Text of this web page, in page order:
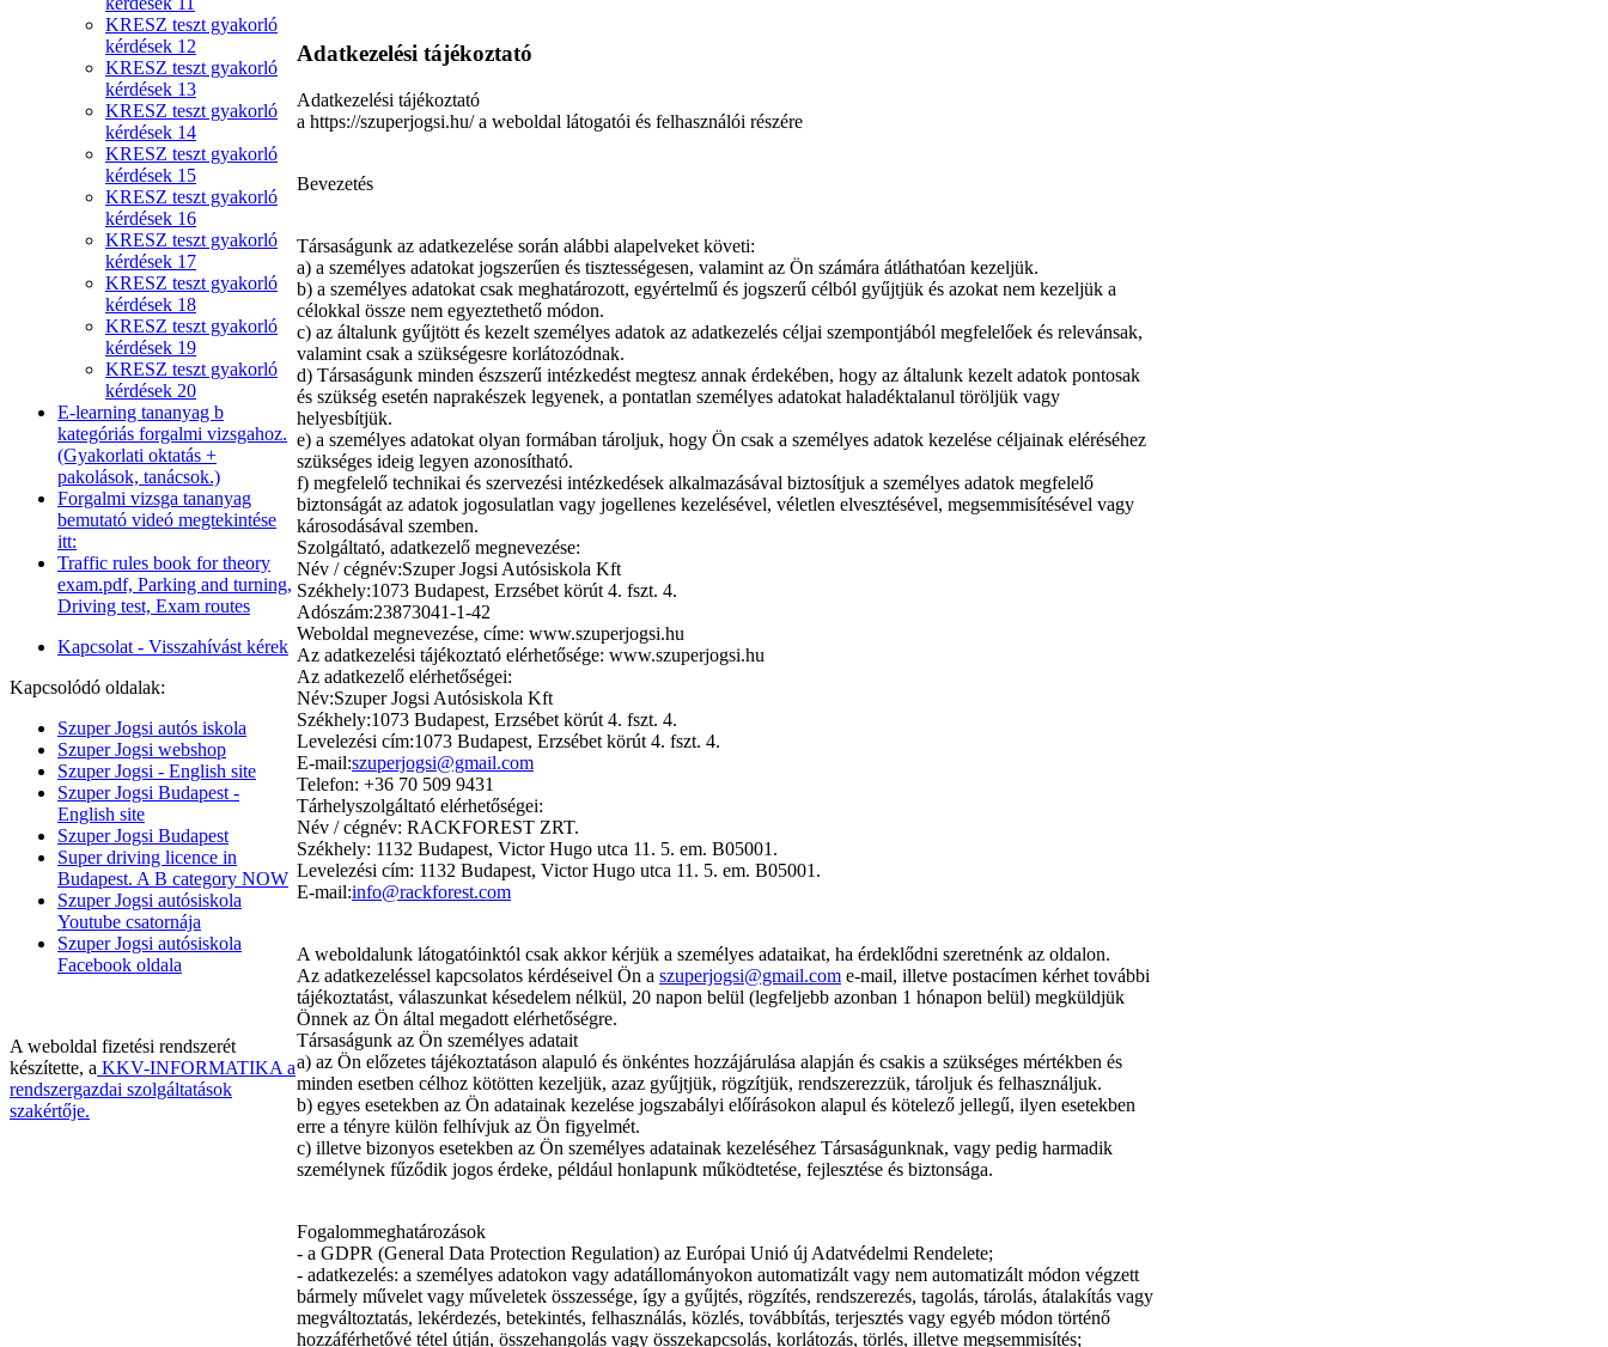
Adatkezelési tájékoztató
Adatkezelési tájékoztató
a https://szuperjogsi.hu/ a weboldal látogatói és felhasználói részére
Bevezetés
Társaságunk az adatkezelése során alábbi alapelveket követi:
a) a személyes adatokat jogszerűen és tisztességesen, valamint az Ön számára átláthatóan kezeljük.
b) a személyes adatokat csak meghatározott, egyértelmű és jogszerű célból gyűjtjük és azokat nem kezeljük a
célokkal össze nem egyeztethető módon.
c) az általunk gyűjtött és kezelt személyes adatok az adatkezelés céljai szempontjából megfelelőek és relevánsak,
valamint csak a szükségesre korlátozódnak.
d) Társaságunk minden észszerű intézkedést megtesz annak érdekében, hogy az általunk kezelt adatok pontosak
és szükség esetén naprakészek legyenek, a pontatlan személyes adatokat haladéktalanul töröljük vagy
helyesbítjük.
e) a személyes adatokat olyan formában tároljuk, hogy Ön csak a személyes adatok kezelése céljainak eléréséhez
szükséges ideig legyen azonosítható.
f) megfelelő technikai és szervezési intézkedések alkalmazásával biztosítjuk a személyes adatok megfelelő
biztonságát az adatok jogosulatlan vagy jogellenes kezelésével, véletlen elvesztésével, megsemmisítésével vagy
károsodásával szemben.
Szolgáltató, adatkezelő megnevezése:
Név / cégnév:Szuper Jogsi Autósiskola Kft
Székhely:1073 Budapest, Erzsébet körút 4. fszt. 4.
Adószám:23873041-1-42
Weboldal megnevezése, címe: www.szuperjogsi.hu
Az adatkezelési tájékoztató elérhetősége: www.szuperjogsi.hu
Az adatkezelő elérhetőségei:
Név:Szuper Jogsi Autósiskola Kft
Székhely:1073 Budapest, Erzsébet körút 4. fszt. 4.
Levelezési cím:1073 Budapest, Erzsébet körút 4. fszt. 4.
E-mail:szuperjogsi@gmail.com
Telefon: +36 70 509 9431
Tárhelyszolgáltató elérhetőségei:
Név / cégnév: RACKFOREST ZRT.
Székhely: 1132 Budapest, Victor Hugo utca 11. 5. em. B05001.
Levelezési cím: 1132 Budapest, Victor Hugo utca 11. 5. em. B05001.
E-mail:info@rackforest.com
A weboldalunk látogatóinktól csak akkor kérjük a személyes adataikat, ha érdeklődni szeretnénk az oldalon.
Az adatkezeléssel kapcsolatos kérdéseivel Ön a szuperjogsi@gmail.com e-mail, illetve postacímen kérhet további
tájékoztatást, válaszunkat késedelem nélkül, 20 napon belül (legfeljebb azonban 1 hónapon belül) megküldjük
Önnek az Ön által megadott elérhetőségre.
Társaságunk az Ön személyes adatait
a) az Ön előzetes tájékoztatáson alapuló és önkéntes hozzájárulása alapján és csakis a szükséges mértékben és
minden esetben célhoz kötötten kezeljük, azaz gyűjtjük, rögzítjük, rendszerezzük, tároljuk és felhasználjuk.
b) egyes esetekben az Ön adatainak kezelése jogszabályi előírásokon alapul és kötelező jellegű, ilyen esetekben
erre a tényre külön felhívjuk az Ön figyelmét.
c) illetve bizonyos esetekben az Ön személyes adatainak kezeléséhez Társaságunknak, vagy pedig harmadik
személynek fűződik jogos érdeke, például honlapunk működtetése, fejlesztése és biztonsága.
Fogalommeghatározások
- a GDPR (General Data Protection Regulation) az Európai Unió új Adatvédelmi Rendelete;
- adatkezelés: a személyes adatokon vagy adatállományokon automatizált vagy nem automatizált módon végzett
bármely művelet vagy műveletek összessége, így a gyűjtés, rögzítés, rendszerezés, tagolás, tárolás, átalakítás vagy
megváltoztatás, lekérdezés, betekintés, felhasználás, közlés, továbbítás, terjesztés vagy egyéb módon történő
hozzáférhetővé tétel útján, összehangolás vagy összekapcsolás, korlátozás, törlés, illetve megsemmisítés;
KRESZ teszt gyakorló
kérdések 12
KRESZ teszt gyakorló
kérdések 13
KRESZ teszt gyakorló
kérdések 14
KRESZ teszt gyakorló
kérdések 15
KRESZ teszt gyakorló
kérdések 16
KRESZ teszt gyakorló
kérdések 17
KRESZ teszt gyakorló
kérdések 18
KRESZ teszt gyakorló
kérdések 19
KRESZ teszt gyakorló
kérdések 20
E-learning tananyag b
kategóriás forgalmi vizsgahoz.
(Gyakorlati oktatás +
pakolások, tanácsok.)
Forgalmi vizsga tananyag
bemutató videó megtekintése
itt:
Traffic rules book for theory
exam.pdf, Parking and turning,
Driving test, Exam routes
Kapcsolat - Visszahívást kérek
Kapcsolódó oldalak:
Szuper Jogsi autós iskola
Szuper Jogsi webshop
Szuper Jogsi - English site
Szuper Jogsi Budapest -
English site
Szuper Jogsi Budapest
Super driving licence in
Budapest. A B category NOW
Szuper Jogsi autósiskola
Youtube csatornája
Szuper Jogsi autósiskola
Facebook oldala
A weboldal fizetési rendszerét
készítette, a KKV-INFORMATIKA a
rendszergazdai szolgáltatások
szakértője.